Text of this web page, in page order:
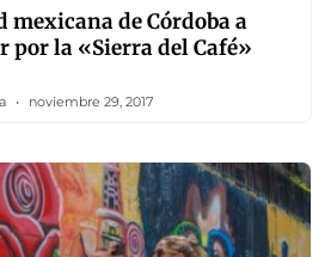
mexicana de Córdoba a
por la «Sierra del Café»
noviembre 29, 2017